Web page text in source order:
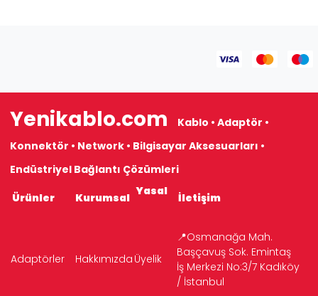
Yenikablo.com
Kablo • Adaptör •
Konnektör • Network • Bilgisayar Aksesuarları •
Endüstriyel Bağlantı Çözümleri
Ürünler
Kurumsal Yasal İletişim
Adaptörler Hakkımızda Üyelik
📍Osmanağa Mah.
Başçavuş Sok. Emintaş
İş Merkezi No:3/7 Kadıköy
/ İstanbul